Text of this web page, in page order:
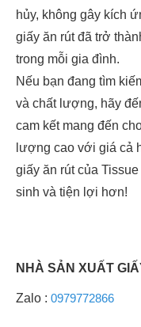
hủy, không gây kích
giấy ăn rút đã trở
trong mỗi gia đình.
Nếu bạn đang tìm
và chất lượng, hãy
cam kết mang đến
lượng cao với giá cả
giấy ăn rút của
sinh và tiện lợi hơn!
NHÀ SẢN XUẤT
Zalo : 0979772866